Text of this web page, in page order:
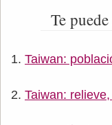
Te
Taiwan:
Taiwan: